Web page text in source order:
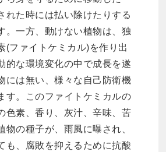
れた時には払い除けたりする
。一方、動けない植物は、独
(ファイトケミカル)を作り出
的な環境変化の中で成長を遂
には無い、様々な自己防衛機
す。このファイトケミカルの
色素、香り、灰汁、辛味、苦
物の種子が、雨風に曝され、
も、腐敗を抑えるために抗酸